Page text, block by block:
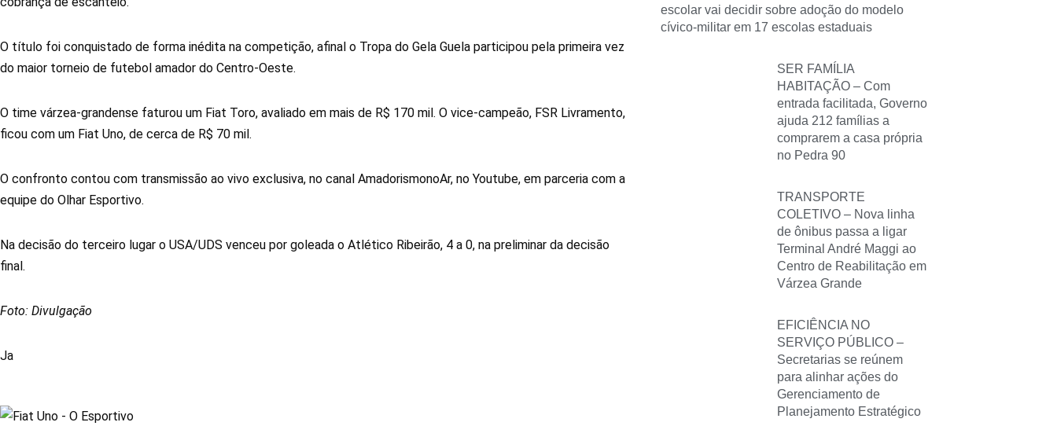
O título foi conquistado de forma inédita na competição, afinal o Tropa do Gela Guela participou pela primeira vez
do maior torneio de futebol amador do Centro-Oeste.
O time várzea-grandense faturou um Fiat Toro, avaliado em mais de R$ 170 mil. O vice-campeão, FSR Livramento,
ficou com um Fiat Uno, de cerca de R$ 70 mil.
O confronto contou com transmissão ao vivo exclusiva, no canal AmadorismonoAr, no Youtube, em parceria com a
equipe do Olhar Esportivo.
Na decisão do terceiro lugar o USA/UDS venceu por goleada o Atlético Ribeirão, 4 a 0, na preliminar da decisão
final.
Foto: Divulgação
Ja
escolar vai decidir sobre adoção do modelo
cívico-militar em 17 escolas estaduais
SER FAMÍLIA
HABITAÇÃO – Com
entrada facilitada, Governo
ajuda 212 famílias a
comprarem a casa própria
no Pedra 90
TRANSPORTE
COLETIVO – Nova linha
de ônibus passa a ligar
Terminal André Maggi ao
Centro de Reabilitação em
Várzea Grande
EFICIÊNCIA NO
SERVIÇO PÚBLICO –
Secretarias se reúnem
para alinhar ações do
Gerenciamento de
Planejamento Estratégico